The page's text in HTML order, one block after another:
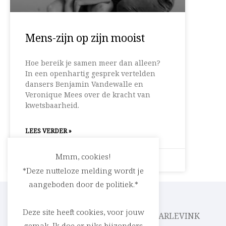
Mens-zijn op zijn mooist
Hoe bereik je samen meer dan alleen?
In een openhartig gesprek vertelden
dansers Benjamin Vandewalle en
Veronique Mees over de kracht van
kwetsbaarheid.
LEES VERDER »
21 maart 2026 Geen reacties
CEDRIC RASKIN PARLEVINK
Mmm, cookies!
*Deze nutteloze melding wordt je
aangeboden door de politiek.*
Deze site heeft cookies, voor jouw